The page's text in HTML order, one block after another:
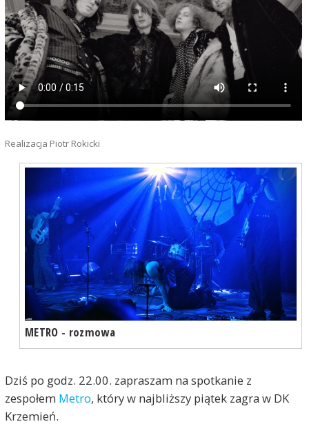
Realizacja Piotr Rokicki
METRO - rozmowa
Dziś po godz. 22.00. zapraszam na spotkanie z
zespołem Metro, który w najbliższy piątek zagra w DK
Krzemień.